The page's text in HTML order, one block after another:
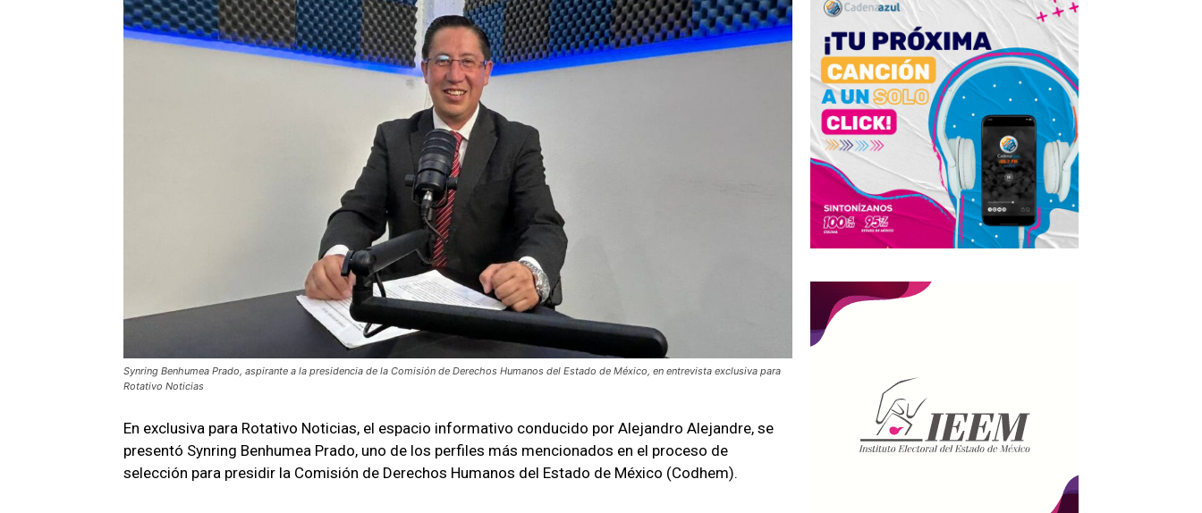
Synring Benhumea Prado, aspirante a la presidencia de la Comisión de Derechos Humanos del Estado de México, en entrevista exclusiva para
Rotativo Noticias
En exclusiva para Rotativo Noticias, el espacio informativo conducido por Alejandro Alejandre, se
presentó Synring Benhumea Prado, uno de los perfiles más mencionados en el proceso de
selección para presidir la Comisión de Derechos Humanos del Estado de México (Codhem).